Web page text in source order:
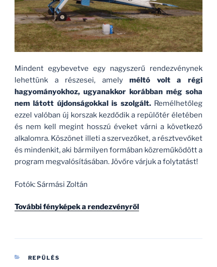
Mindent egybevetve egy nagyszerű rendezvénynek
lehettünk a részesei, amelyméltó volt a régi
hagyományokhoz, ugyanakkor korábban még soha
nem látott újdonságokkal is szolgált.Remélhetőleg
ezzel valóban új korszak kezdődik a repülőtér életében
és nem kell megint hosszú éveket várni a következő
alkalomra. Köszönet illeti a szervezőket, a résztvevőket
és mindenkit, aki bármilyen formában közreműködött a
program megvalósításában. Jövőre várjuk a folytatást!
Fotók: Sármási Zoltán
További fényképek a rendezvényről
KATEGÓRIÁK
REPÜLÉS